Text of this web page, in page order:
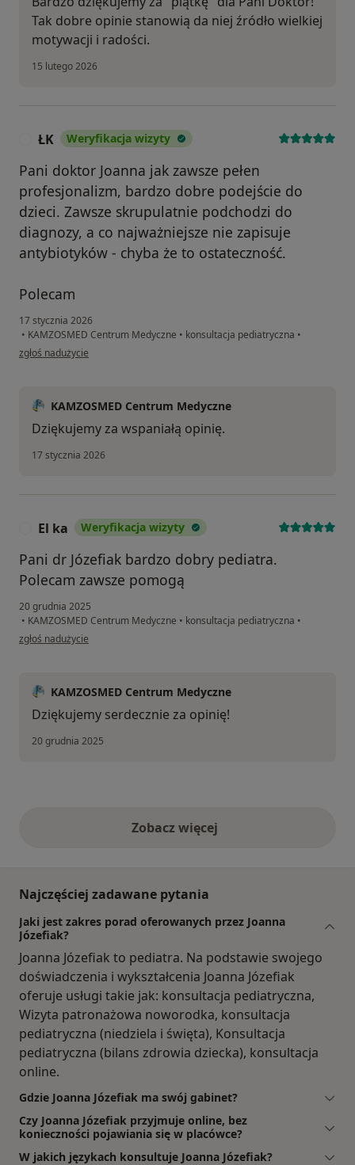
Tak dobre opinie stanowią da niej źródło wielkiej
motywacji i radości.
15 lutego 2026
ŁK Weryfikacja wizyty
Pani doktor Joanna jak zawsze pełen
profesjonalizm, bardzo dobre podejście do
dzieci. Zawsze skrupulatnie podchodzi do
diagnozy, a co najważniejsze nie zapisuje
antybiotyków - chyba że to ostateczność.
Polecam
17 stycznia 2026
• KAMZOSMED Centrum Medyczne • konsultacja pediatryczna •
w opinii użytkownika ŁK
zgłoś nadużycie
KAMZOSMED Centrum Medyczne
Dziękujemy za wspaniałą opinię.
17 stycznia 2026
El ka Weryfikacja wizyty
Pani dr Józefiak bardzo dobry pediatra.
Polecam zawsze pomogą
20 grudnia 2025
• KAMZOSMED Centrum Medyczne • konsultacja pediatryczna •
w opinii użytkownika El ka
zgłoś nadużycie
KAMZOSMED Centrum Medyczne
Dziękujemy serdecznie za opinię!
20 grudnia 2025
Zobacz więcejopinie powyżej
Najczęściej zadawane pytania
Jaki jest zakres porad oferowanych przez Joanna
Józefiak?
Joanna Józefiak to pediatra. Na podstawie swojego
doświadczenia i wykształcenia Joanna Józefiak
oferuje usługi takie jak: konsultacja pediatryczna,
Wizyta patronażowa noworodka, konsultacja
pediatryczna (niedziela i święta), Konsultacja
pediatryczna (bilans zdrowia dziecka), konsultacja
online.
Gdzie Joanna Józefiak ma swój gabinet?
Czy Joanna Józefiak przyjmuje online, bez
konieczności pojawiania się w placówce?
W jakich językach konsultuje Joanna Józefiak?